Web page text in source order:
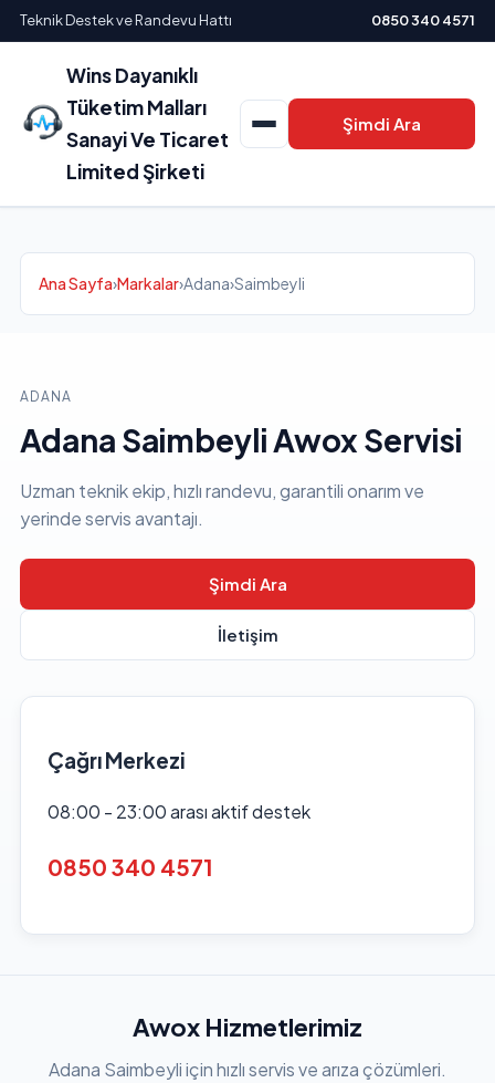
Teknik Destek ve Randevu Hattı 0850 340 4571
Wins Dayanıklı
Tüketim Malları
Sanayi Ve Ticaret
Limited Şirketi
Şimdi Ara
Ana Sayfa›Markalar›Adana›Saimbeyli
ADANA
Adana Saimbeyli Awox Servisi
Uzman teknik ekip, hızlı randevu, garantili onarım ve
yerinde servis avantajı.
Şimdi Ara
İletişim
Çağrı Merkezi
08:00 - 23:00 arası aktif destek
0850 340 4571
Awox Hizmetlerimiz
Adana Saimbeyli için hızlı servis ve arıza çözümleri.